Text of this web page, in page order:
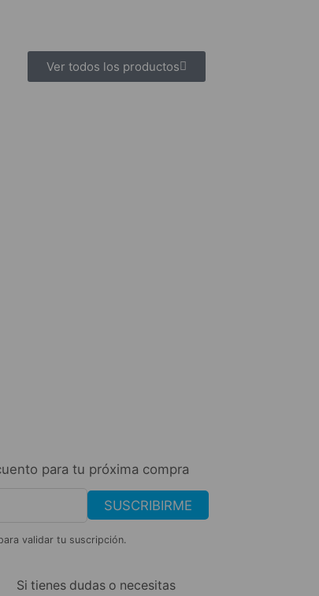
Ver todos los productos
para tu próxima compra
SUSCRIBIRME
validar tu suscripción.
Si tienes dudas o necesitas